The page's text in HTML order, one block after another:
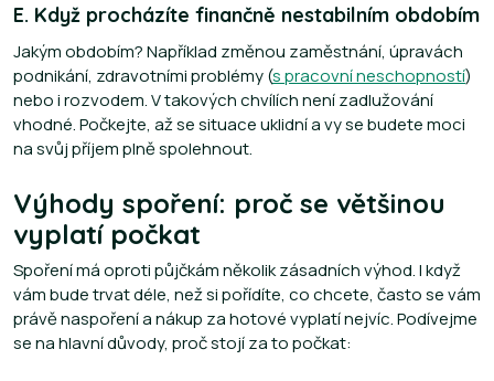
E. Když procházíte finančně nestabilním obdobím
Jakým obdobím? Například změnou zaměstnání, úpravách
podnikání, zdravotními problémy (s pracovní neschopností)
nebo i rozvodem. V takových chvílích není zadlužování
vhodné. Počkejte, až se situace uklidní a vy se budete moci
na svůj příjem plně spolehnout.
Výhody spoření: proč se většinou
vyplatí počkat
Spoření má oproti půjčkám několik zásadních výhod. I když
vám bude trvat déle, než si pořídíte, co chcete, často se vám
právě naspoření a nákup za hotové vyplatí nejvíc. Podívejme
se na hlavní důvody, proč stojí za to počkat: